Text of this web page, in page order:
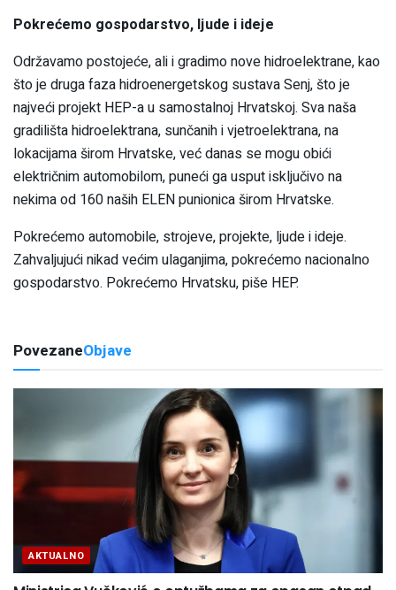
Pokrećemo gospodarstvo, ljude i ideje
Održavamo postojeće, ali i gradimo nove hidroelektrane, kao
što je druga faza hidroenergetskog sustava Senj, što je
najveći projekt HEP-a u samostalnoj Hrvatskoj. Sva naša
gradilišta hidroelektrana, sunčanih i vjetroelektrana, na
lokacijama širom Hrvatske, već danas se mogu obići
električnim automobilom, puneći ga usput isključivo na
nekima od 160 naših ELEN punionica širom Hrvatske.
Pokrećemo automobile, strojeve, projekte, ljude i ideje.
Zahvaljujući nikad većim ulaganjima, pokrećemo nacionalno
gospodarstvo. Pokrećemo Hrvatsku, piše HEP.
PovezaneObjave
AKTUALNO